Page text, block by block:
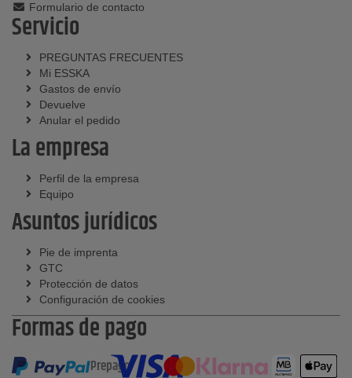
Formulario de contacto
Servicio
PREGUNTAS FRECUENTES
Mi ESSKA
Gastos de envío
Devuelve
Anular el pedido
La empresa
Perfil de la empresa
Equipo
Asuntos jurídicos
Pie de imprenta
GTC
Protección de datos
Configuración de cookies
Formas de pago
Prepago